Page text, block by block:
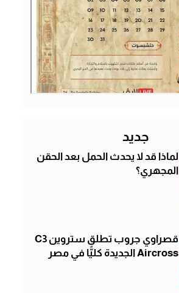
جديد
لماذا قد لا يحدث الحمل بعد الحقن
المجهري؟
قصراوي جروب تطلق ستروين C3
Aircross الجديدة كليًّا في مصر